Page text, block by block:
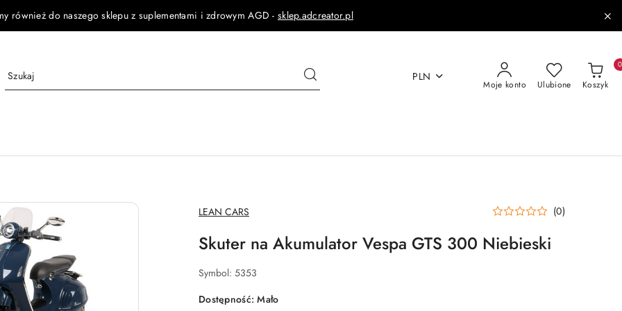
również do naszego sklepu z suplementami i zdrowym AGD - sklep.adcreator.pl
PLN
Moje konto Ulubione Koszyk
0
NAZWA
PRODUCENTA:
LEAN CARS (0)
Skuter na Akumulator Vespa GTS 300 Niebieski
Symbol: 5353
Dostępność:Mało